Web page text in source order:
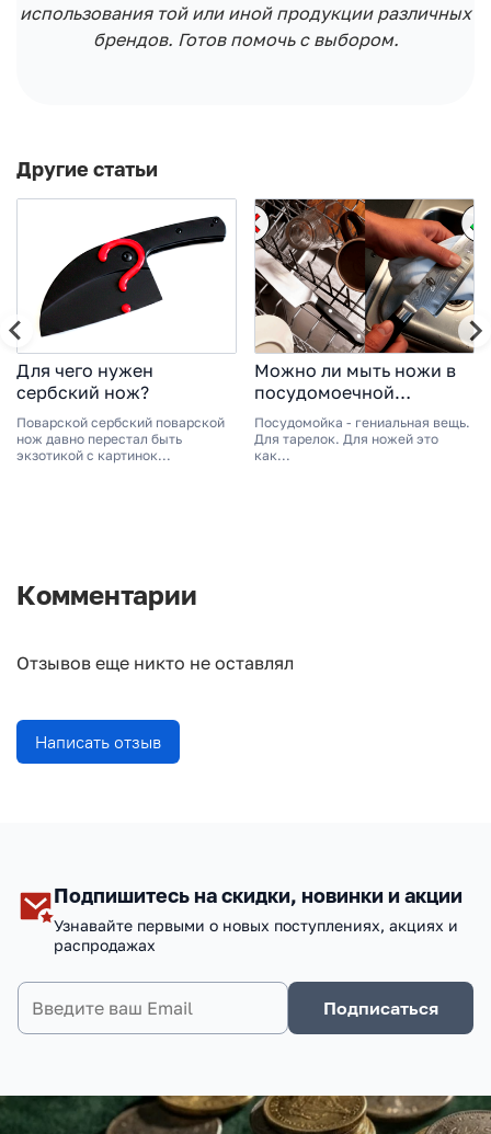
использования той или иной продукции различных
брендов. Готов помочь с выбором.
Другие статьи
Для чего нужен
сербский нож?
Поварской сербский поварской
нож давно перестал быть
экзотикой с картинок...
Можно ли мыть ножи в
посудомоечной
машине?
Посудомойка - гениальная вещь.
Для тарелок. Для ножей это
как...
Комментарии
Отзывов еще никто не оставлял
Написать отзыв
Подпишитесь на скидки, новинки и акции
Узнавайте первыми о новых поступлениях, акциях и
распродажах
Подписаться